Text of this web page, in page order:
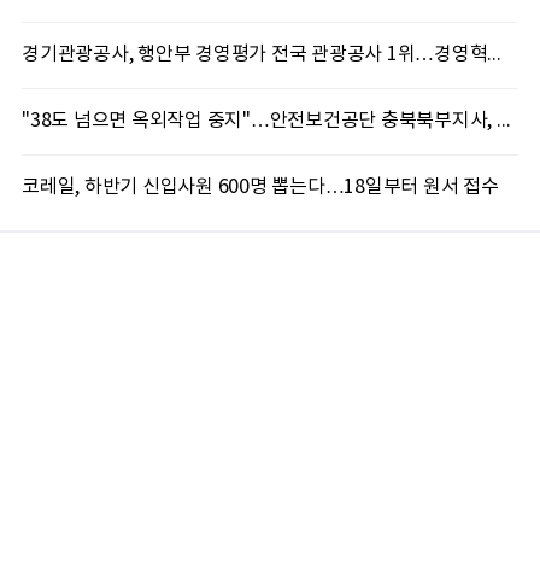
경기관광공사, 행안부 경영평가 전국 관광공사 1위…경영혁신 성과 인정
"38도 넘으면 옥외작업 중지"…안전보건공단 충북북부지사, 코레일과 폭염 예방 캠페인
코레일, 하반기 신입사원 600명 뽑는다…18일부터 원서 접수